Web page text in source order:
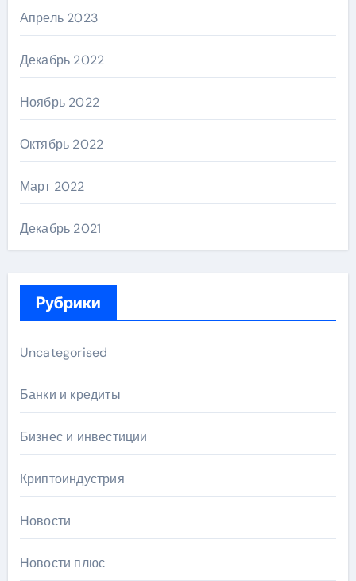
Апрель 2023
Декабрь 2022
Ноябрь 2022
Октябрь 2022
Март 2022
Декабрь 2021
Рубрики
Uncategorised
Банки и кредиты
Бизнес и инвестиции
Криптоиндустрия
Новости
Новости плюс